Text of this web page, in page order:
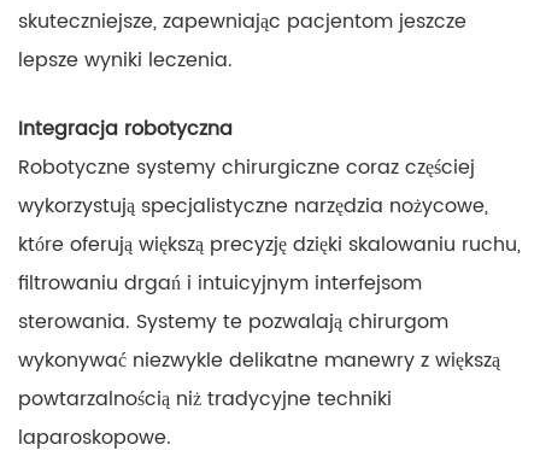
skuteczniejsze, zapewniając pacjentom jeszcze
lepsze wyniki leczenia.
Integracja robotyczna
Robotyczne systemy chirurgiczne coraz częściej
wykorzystują specjalistyczne narzędzia nożycowe,
które oferują większą precyzję dzięki skalowaniu ruchu,
filtrowaniu drgań i intuicyjnym interfejsom
sterowania. Systemy te pozwalają chirurgom
wykonywać niezwykle delikatne manewry z większą
powtarzalnością niż tradycyjne techniki
laparoskopowe.